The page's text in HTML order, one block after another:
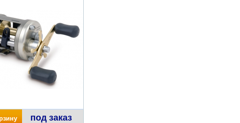
под заказ